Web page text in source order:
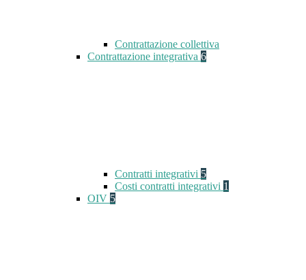
Contrattazione collettiva
Contrattazione integrativa 6
Contratti integrativi 5
Costi contratti integrativi 1
OIV 5